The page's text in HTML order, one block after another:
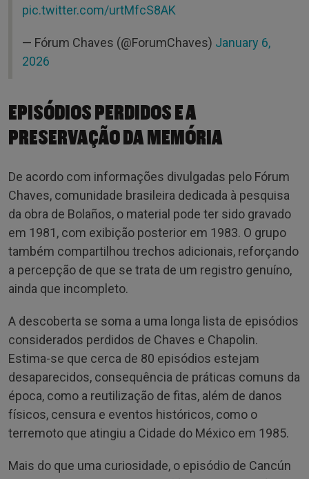
pic.twitter.com/urtMfcS8AK
— Fórum Chaves (@ForumChaves) January 6,
2026
EPISÓDIOS PERDIDOS E A
PRESERVAÇÃO DA MEMÓRIA
De acordo com informações divulgadas pelo Fórum
Chaves, comunidade brasileira dedicada à pesquisa
da obra de Bolaños, o material pode ter sido gravado
em 1981, com exibição posterior em 1983. O grupo
também compartilhou trechos adicionais, reforçando
a percepção de que se trata de um registro genuíno,
ainda que incompleto.
A descoberta se soma a uma longa lista de episódios
considerados perdidos de Chaves e Chapolin.
Estima-se que cerca de 80 episódios estejam
desaparecidos, consequência de práticas comuns da
época, como a reutilização de fitas, além de danos
físicos, censura e eventos históricos, como o
terremoto que atingiu a Cidade do México em 1985.
Mais do que uma curiosidade, o episódio de Cancún